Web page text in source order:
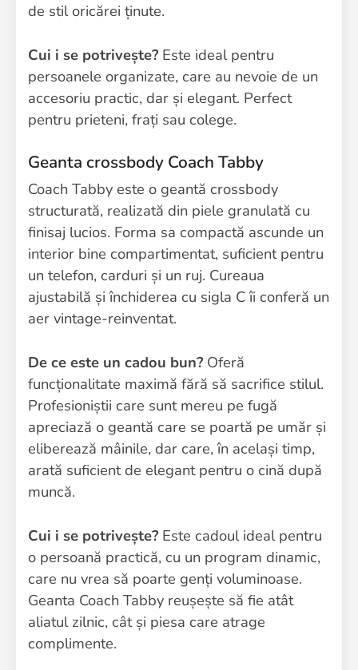
de stil oricărei ținute.
Cui i se potrivește? Este ideal pentru
persoanele organizate, care au nevoie de un
accesoriu practic, dar și elegant. Perfect
pentru prieteni, frați sau colege.
Geanta crossbody Coach Tabby
Coach Tabby este o geantă crossbody
structurată, realizată din piele granulată cu
finisaj lucios. Forma sa compactă ascunde un
interior bine compartimentat, suficient pentru
un telefon, carduri și un ruj. Cureaua
ajustabilă și închiderea cu sigla C îi conferă un
aer vintage-reinventat.
De ce este un cadou bun? Oferă
funcționalitate maximă fără să sacrifice stilul.
Profesioniștii care sunt mereu pe fugă
apreciază o geantă care se poartă pe umăr și
eliberează mâinile, dar care, în același timp,
arată suficient de elegant pentru o cină după
muncă.
Cui i se potrivește? Este cadoul ideal pentru
o persoană practică, cu un program dinamic,
care nu vrea să poarte genți voluminoase.
Geanta Coach Tabby reușește să fie atât
aliatul zilnic, cât și piesa care atrage
complimente.